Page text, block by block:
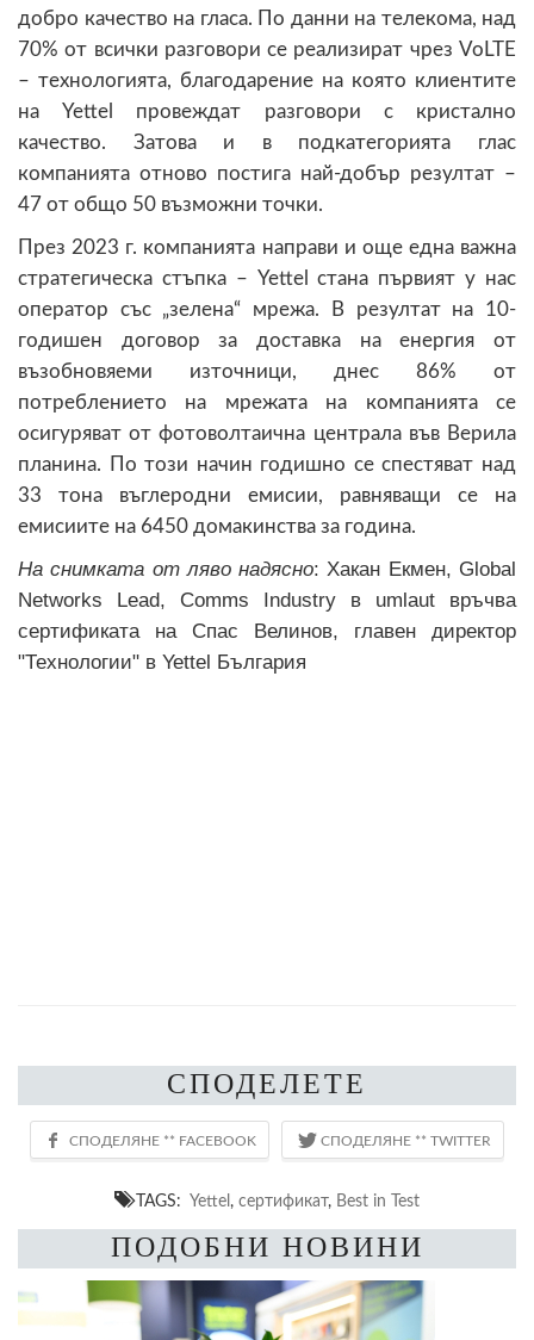
добро качество на гласа. По данни на телекома, над
70% от всички разговори се реализират чрез VoLTE
– технологията, благодарение на която клиентите
на Yettel провеждат разговори с кристално
качество. Затова и в подкатегорията глас
компанията отново постига най-добър резултат –
47 от общо 50 възможни точки.
През 2023 г. компанията направи и още една важна
стратегическа стъпка – Yettel стана първият у нас
оператор със „зелена“ мрежа. В резултат на 10-
годишен договор за доставка на енергия от
възобновяеми източници, днес 86% от
потреблението на мрежата на компанията се
осигуряват от фотоволтаична централа във Верила
планина. По този начин годишно се спестяват над
33 тона въглеродни емисии, равняващи се на
емисиите на 6450 домакинства за година.
На снимката от ляво надясно: Хакан Екмен, Global
Networks Lead, Comms Industry в umlaut връчва
сертификата на Спас Велинов, главен директор
"Технологии" в Yettel България
СПОДЕЛЕТЕ
TAGS: Yettel , сертификат, Веѕt іn Теѕt
ПОДОБНИ НОВИНИ